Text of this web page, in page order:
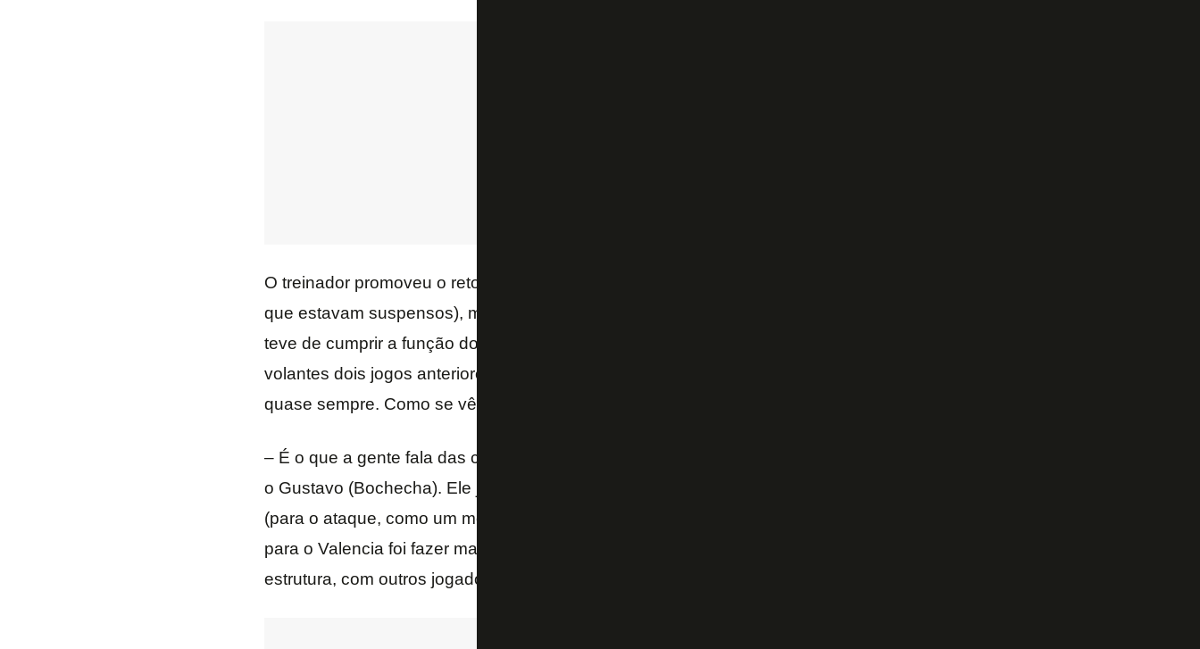
O treinador promoveu o retorno de Valencia ao time (além dos retornos de Carli e Jean,
que estavam suspensos), mas o chileno não só atuou na vaga de Bochecha como
teve de cumprir a função do volante. Foi como se o Alvinegro estivesse com os três
volantes dois jogos anteriores, mas com Rodrigo Lindoso e Valencia mais avançados,
quase sempre. Como se vê, funcionou.
– É o que a gente fala das característica dos jogadores. A gente estava ajustando com
o Gustavo (Bochecha). Ele jogou na função do Gustavo, para quem jogar de costas
(para o ataque, como um meia atrás do centroavante) é difícil. O que a gente pediu
para o Valencia foi fazer mais ou menos isso que o Gustavo fazia. A gente fez a mesma
estrutura, com outros jogadores – explicou.